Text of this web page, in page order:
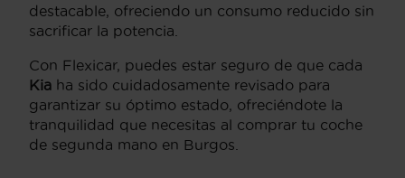
destacable, ofreciendo un consumo reducido sin
sacrificar la potencia.
Con Flexicar, puedes estar seguro de que cada
Kia ha sido cuidadosamente revisado para
garantizar su óptimo estado, ofreciéndote la
tranquilidad que necesitas al comprar tu coche
de segunda mano en Burgos.